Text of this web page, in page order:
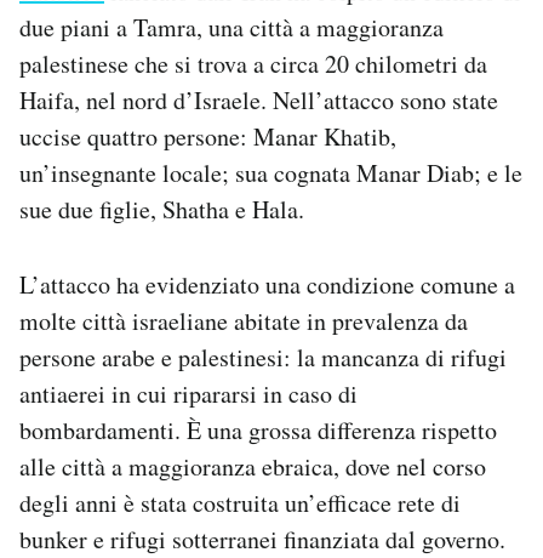
Newsletter
Notifiche mobile
Regala il Post
Hai bisogno di aiuto?
Esci
due piani a Tamra, una città a maggioranza
palestinese che si trova a circa 20 chilometri da
Haifa, nel nord d’Israele. Nell’attacco sono state
uccise quattro persone: Manar Khatib,
un’insegnante locale; sua cognata Manar Diab; e le
sue due figlie, Shatha e Hala.
L’attacco ha evidenziato una condizione comune a
molte città israeliane abitate in prevalenza da
persone arabe e palestinesi: la mancanza di rifugi
antiaerei in cui ripararsi in caso di
bombardamenti. È una grossa differenza rispetto
alle città a maggioranza ebraica, dove nel corso
degli anni è stata costruita un’efficace rete di
bunker e rifugi sotterranei finanziata dal governo.